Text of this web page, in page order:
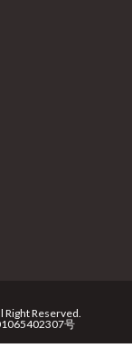
Right Reserved.
号